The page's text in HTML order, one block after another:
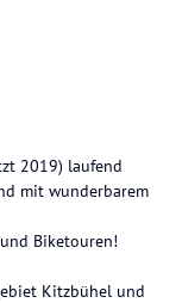
2019) laufend
mit wunderbarem
Biketouren!
Kitzbühel und